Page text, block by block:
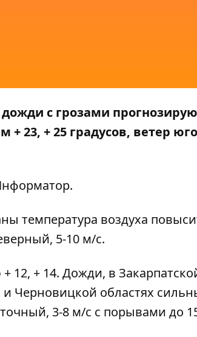
с грозами
23, + 25 градусов, ветер
.
температура воздуха
5-10 м/с.
12, + 14. Дожди, в
Черновицкой областях
3-8 м/с с порывами до